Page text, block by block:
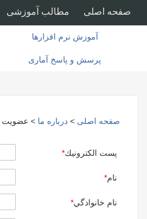
صفحه اصلی مطالب آموزشی
آموزش نرم افزارها
پرسش و پاسخ آماری
صفحه اصلی > درباره ما > عضویت
پست الكترونيك*
نام*
نام خانوادگي*